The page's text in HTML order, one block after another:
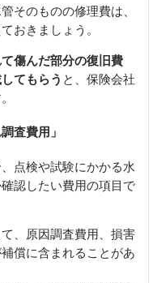
そのものの修理費は、
おきましょう。
傷んだ部分の復旧費
てもらう と、保険会社
査費用」
点検や試験にかかる水
認したい費用の項目で
、原因調査費用、損害
償に含まれることがあ